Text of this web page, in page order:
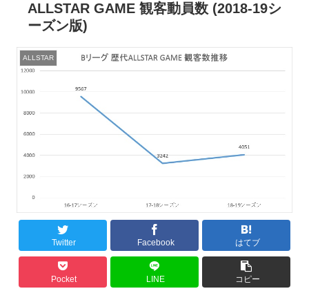
ALLSTAR GAME 観客動員数 (2018-19シ
ーズン版)
ALLSTAR
Twitter Facebook はてブ
Pocket LINE コピー